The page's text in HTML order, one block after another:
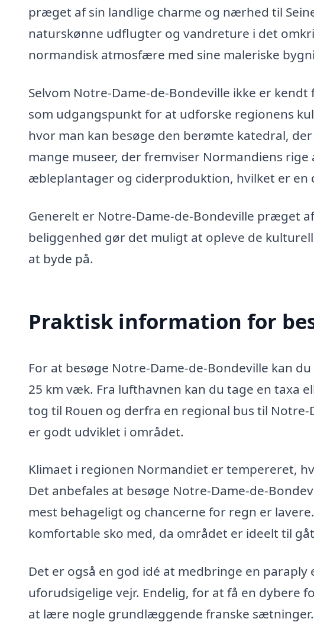
præget af sin landlige charme og nærhed til
naturskønne udflugter og vandreture i det
normandisk atmosfære med sine maleriske
Selvom Notre-Dame-de-Bondeville ikke er
som udgangspunkt for at udforske regionens
hvor man kan besøge den berømte katedral,
mange museer, der fremviser Normandiens
æbleplantager og ciderproduktion, hvilket er en
Generelt er Notre-Dame-de-Bondeville præget
beliggenhed gør det muligt at opleve de
at byde på.
Praktisk information for
For at besøge Notre-Dame-de-Bondeville kan
25 km væk. Fra lufthavnen kan du tage en taxa
tog til Rouen og derfra en regional bus til
er godt udviklet i området.
Klimaet i regionen Normandiet er tempereret,
Det anbefales at besøge Notre-Dame-de-
mest behageligt og chancerne for regn er
komfortable sko med, da området er ideelt til
Det er også en god idé at medbringe en
uforudsigelige vejr. Endelig, for at få en dybere
at lære nogle grundlæggende franske sætninger.